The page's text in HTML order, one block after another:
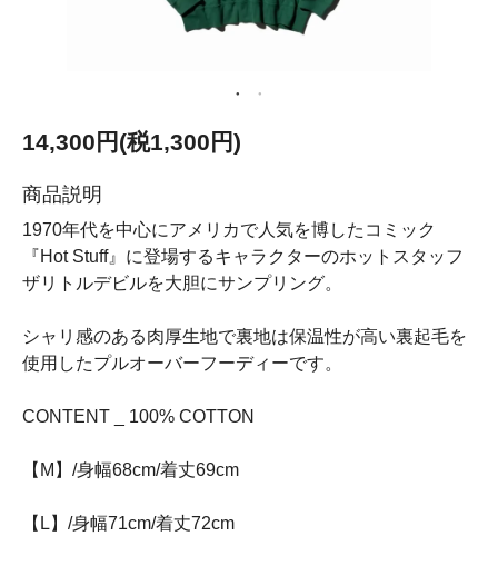
14,300円(税1,300円)
商品説明
1970年代を中心にアメリカで人気を博したコミック
『Hot Stuff』に登場するキャラクターのホットスタッフ
ザリトルデビルを大胆にサンプリング。
シャリ感のある肉厚生地で裏地は保温性が高い裏起毛を
使用したプルオーバーフーディーです。
CONTENT _ 100% COTTON
【M】/身幅68cm/着丈69cm
【L】/身幅71cm/着丈72cm